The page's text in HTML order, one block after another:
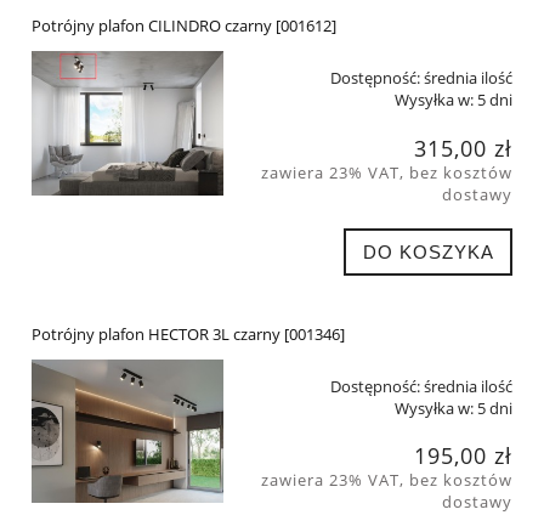
Potrójny plafon CILINDRO czarny [001612]
Dostępność:średnia ilość
Wysyłka w: 5 dni
315,00 zł
zawiera 23% VAT, bez kosztów
dostawy
DO KOSZYKA
Potrójny plafon HECTOR 3L czarny [001346]
Dostępność:średnia ilość
Wysyłka w: 5 dni
195,00 zł
zawiera 23% VAT, bez kosztów
dostawy